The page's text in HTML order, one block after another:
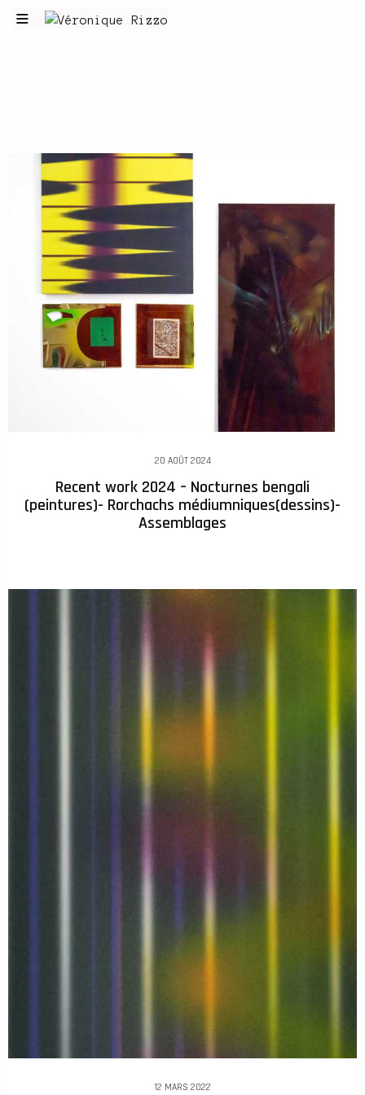
20 AOÛT 2024
Recent work 2024 – Nocturnes bengali
(peintures)- Rorchachs médiumniques(dessins)-
Assemblages
12 MARS 2022